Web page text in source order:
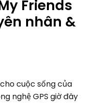
Friends
nhân &
cuộc sống của
nghệ GPS giờ đây